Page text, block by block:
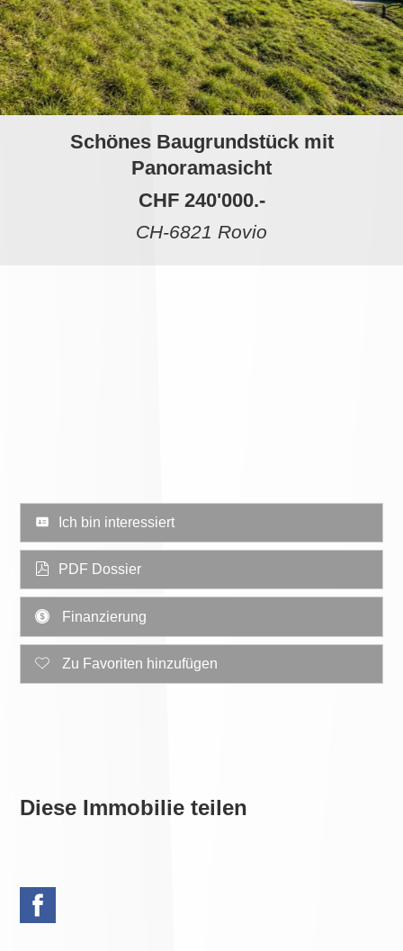
Schönes Baugrundstück mit
Panoramasicht
CHF 240'000.-
CH-6821 Rovio
Ich bin interessiert
PDF Dossier
Finanzierung
Zu Favoriten hinzufügen
Diese Immobilie teilen